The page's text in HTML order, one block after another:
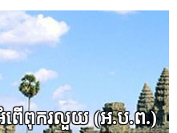
អំពើពុករលួយ​ (អ.ប.ព.)